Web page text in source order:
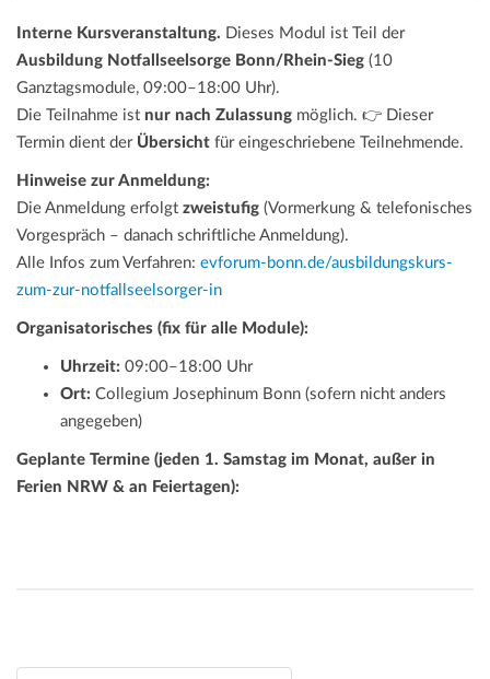
Interne Kursveranstaltung. Dieses Modul ist Teil der
Ausbildung Notfallseelsorge Bonn/Rhein-Sieg (10
Ganztagsmodule, 09:00–18:00 Uhr).
Die Teilnahme ist nur nach Zulassung möglich. 👉 Dieser
Termin dient der Übersicht für eingeschriebene Teilnehmende.
Hinweise zur Anmeldung:
Die Anmeldung erfolgt zweistufig (Vormerkung & telefonisches
Vorgespräch – danach schriftliche Anmeldung).
Alle Infos zum Verfahren: evforum-bonn.de/ausbildungskurs-
zum-zur-notfallseelsorger-in
Organisatorisches (fix für alle Module):
Uhrzeit: 09:00–18:00 Uhr
Ort: Collegium Josephinum Bonn (sofern nicht anders
angegeben)
Geplante Termine (jeden 1. Samstag im Monat, außer in
Ferien NRW & an Feiertagen):